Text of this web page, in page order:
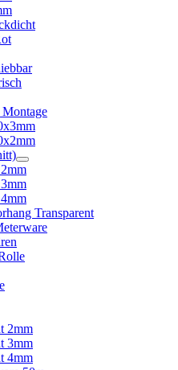
Transparent
2mm
3mm
4mm